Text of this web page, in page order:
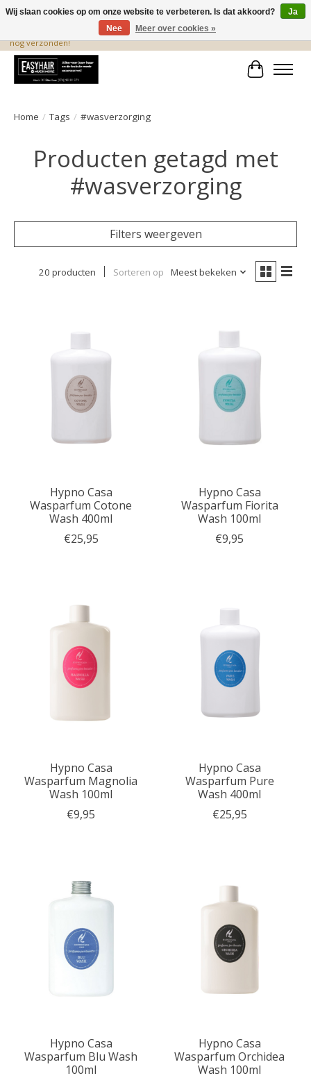
De beste produkten staan hier! Voor 15.00 uur besteld, wordt dezelfde dag
nog verzonden!
Home / Tags / #wasverzorging
Producten getagd met
#wasverzorging
Filters weergeven
20 producten Sorteren op Meest bekeken
Hypno Casa
Wasparfum Cotone
Wash 400ml
€25,95
Hypno Casa
Wasparfum Fiorita
Wash 100ml
€9,95
Hypno Casa
Wasparfum Magnolia
Wash 100ml
€9,95
Hypno Casa
Wasparfum Pure
Wash 400ml
€25,95
Hypno Casa
Wasparfum Blu Wash
100ml
Hypno Casa
Wasparfum Orchidea
Wash 100ml
Wij slaan cookies op om onze website te verbeteren. Is dat akkoord?
Ja
Nee
Meer over cookies »